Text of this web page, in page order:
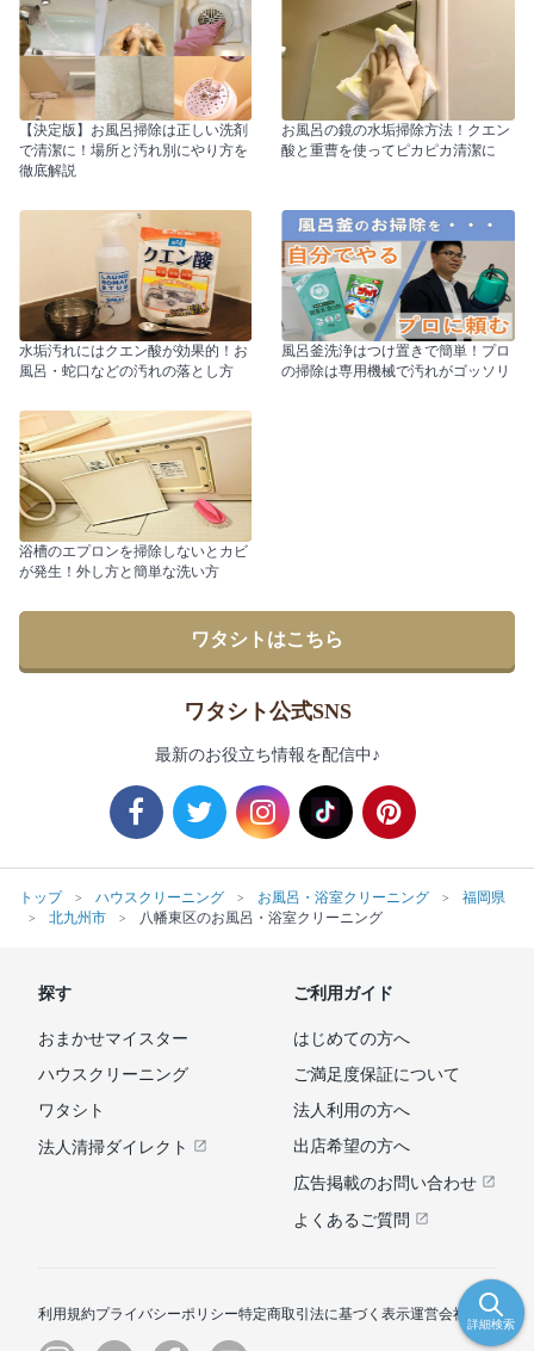
【決定版】お風呂掃除は正しい洗剤
で清潔に！場所と汚れ別にやり方を
徹底解説
お風呂の鏡の水垢掃除方法！クエン
酸と重曹を使ってピカピカ清潔に
水垢汚れにはクエン酸が効果的！お
風呂・蛇口などの汚れの落とし方
風呂釜洗浄はつけ置きで簡単！プロ
の掃除は専用機械で汚れがゴッソリ
浴槽のエプロンを掃除しないとカビ
が発生！外し方と簡単な洗い方
ワタシトはこちら
ワタシト公式SNS
最新のお役立ち情報を配信中♪
トップ ハウスクリーニング お風呂・浴室クリーニング
福岡県
北九州市
八幡東区のお風呂・浴室クリーニング
詳細検索
探す
おまかせマイスター
ハウスクリーニング
ワタシト
法人清掃ダイレクト
ご利用ガイド
はじめての方へ
ご満足度保証について
法人利用の方へ
出店希望の方へ
広告掲載のお問い合わせ
よくあるご質問
利用規約プライバシーポリシー特定商取引法に基づく表示運営会社